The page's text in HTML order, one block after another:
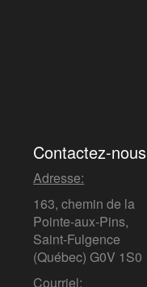
Contactez-nous
Adresse:
163, chemin de la
Pointe-aux-Pins,
Saint-Fulgence
(Québec)G0V 1S0
Courriel: